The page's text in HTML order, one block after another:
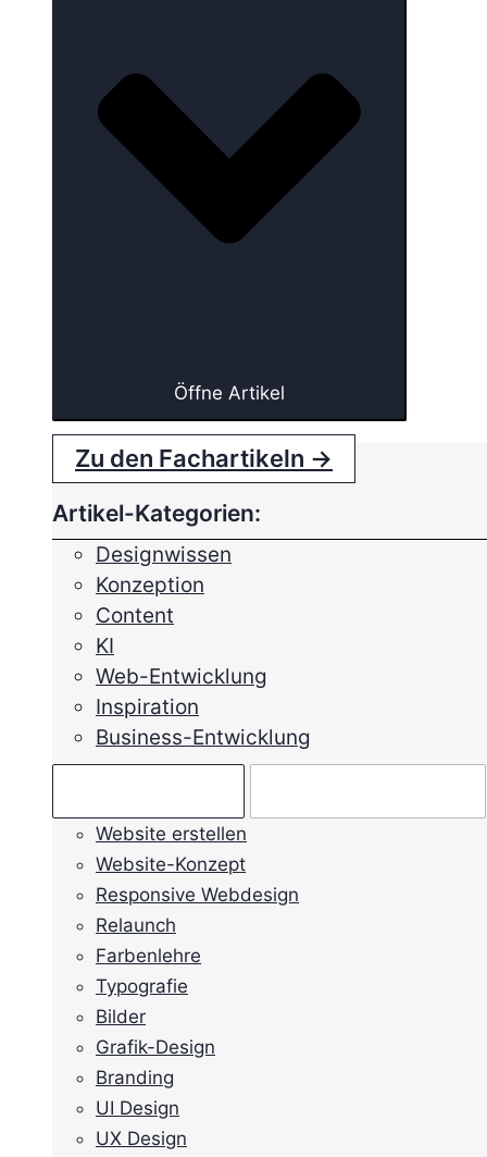
Öffne Artikel
Zu den Fachartikeln →
Artikel-Kategorien:
Designwissen
Konzeption
Content
KI
Web-Entwicklung
Inspiration
Business-Entwicklung
Website erstellen
Website-Konzept
Responsive Webdesign
Relaunch
Farbenlehre
Typografie
Bilder
Grafik-Design
Branding
UI Design
UX Design